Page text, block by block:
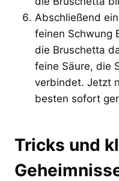
Abschließend
feinen Schwung
die Bruschetta
feine Säure, die
verbindet. Jetzt
besten sofort
Tricks und